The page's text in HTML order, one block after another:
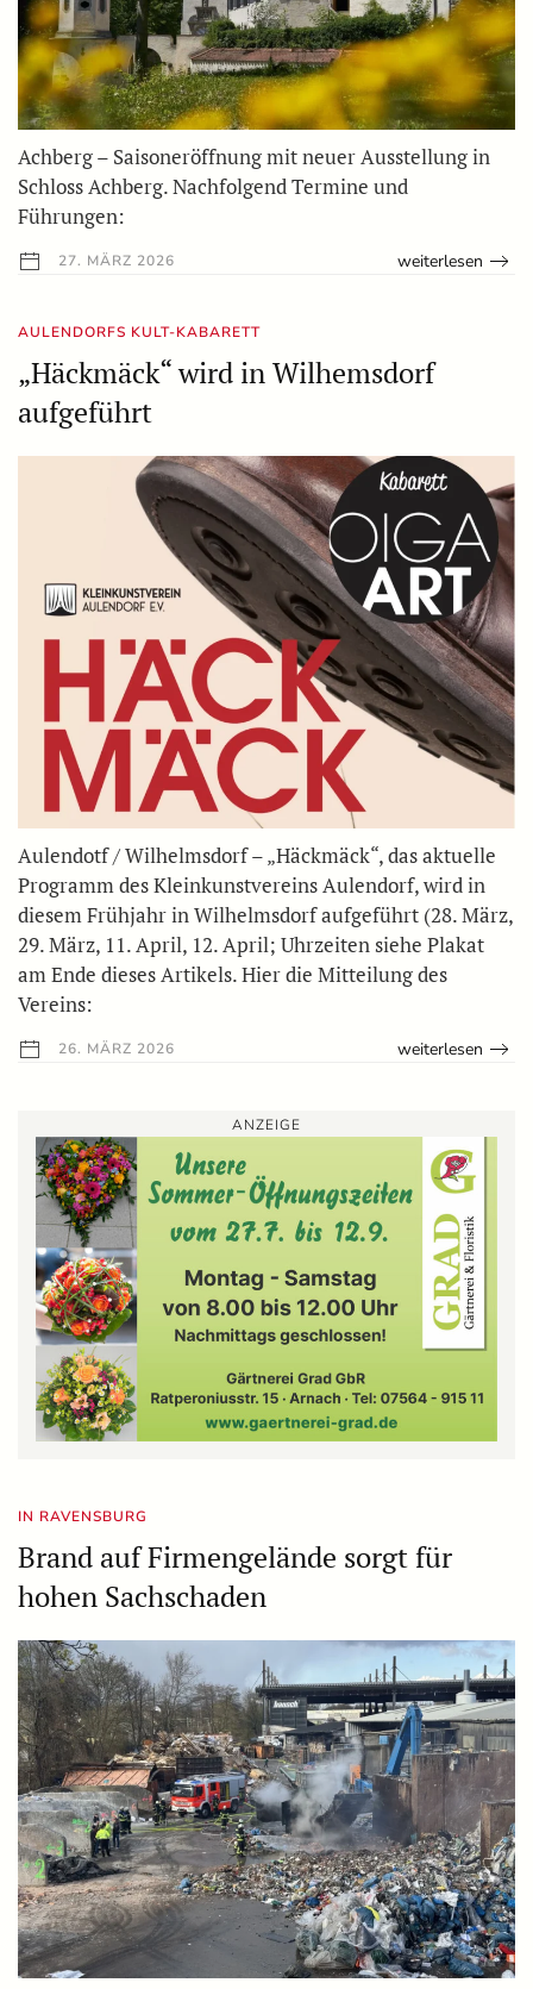
Achberg – Saisoneröffnung mit neuer Ausstellung in
Schloss Achberg. Nachfolgend Termine und
Führungen:
27. MÄRZ 2026 weiterlesen
AULENDORFS KULT-KABARETT
„Häckmäck“ wird in Wilhemsdorf
aufgeführt
Aulendotf / Wilhelmsdorf – „Häckmäck“, das aktuelle
Programm des Kleinkunstvereins Aulendorf, wird in
diesem Frühjahr in Wilhelmsdorf aufgeführt (28. März,
29. März, 11. April, 12. April; Uhrzeiten siehe Plakat
am Ende dieses Artikels. Hier die Mitteilung des
Vereins:
26. MÄRZ 2026 weiterlesen
ANZEIGE
IN RAVENSBURG
Brand auf Firmengelände sorgt für
hohen Sachschaden